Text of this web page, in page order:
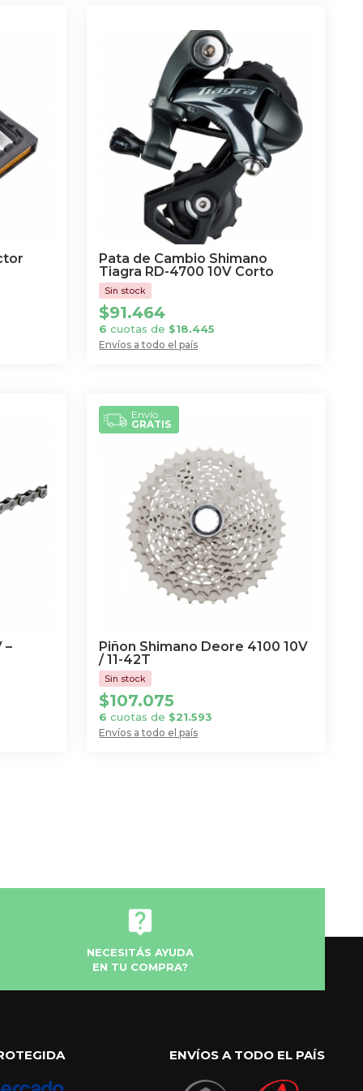
Pata de Cambio Shimano
Tiagra RD-4700 10V Corto
Envíos a todo el país
$91.464
6 cuotas de $18.445
–
Piñon Shimano Deore 4100 10V
/ 11-42T
Envío
GRATIS
Envíos a todo el país
$107.075
6 cuotas de $21.593
NECESITÁS AYUDA
EN TU COMPRA?
ENVÍOS A TODO EL PAÍS